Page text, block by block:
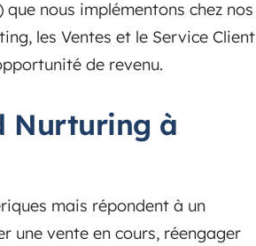
nous implémentons chez nos
les Ventes et le Service Client
de revenu.
Nurturing à
mais répondent à un
une vente en cours, réengager